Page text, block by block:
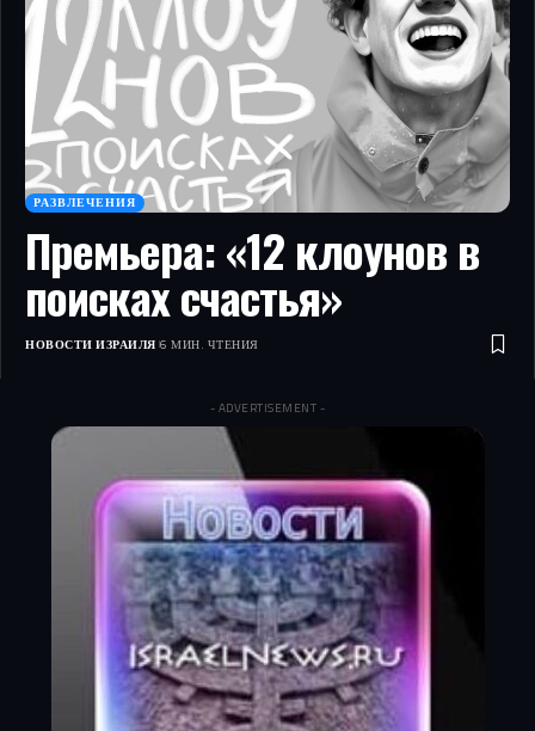
РАЗВЛЕЧЕНИЯ
Премьера: «12 клоунов в
поисках счастья»
НОВОСТИ ИЗРАИЛЯ 6 МИН. ЧТЕНИЯ
- ADVERTISEMENT -